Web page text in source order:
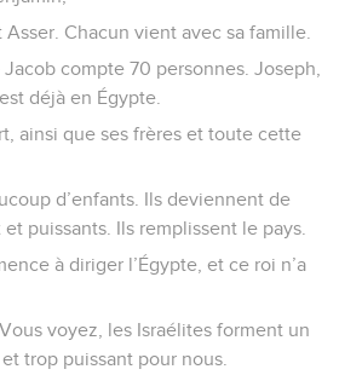
Chacun vient avec sa famille.
compte 70 personnes. Joseph,
déjà en Égypte.
ainsi que ses frères et toute cette
d’enfants. Ils deviennent de
puissants. Ils remplissent le pays.
à diriger l’Égypte, et ce roi n’a
voyez, les Israélites forment un
trop puissant pour nous.